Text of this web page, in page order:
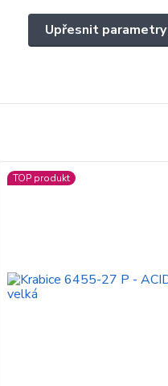
Upřesnit parametry
TOP produkt